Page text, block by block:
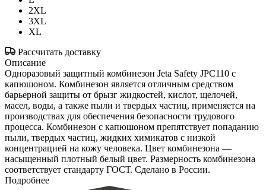
2XL
3XL
XL
Рассчитать доставку
Описание
Одноразовый защитный комбинезон Jeta Safety JPC110 с
капюшоном. Комбинезон является отличным средством
барьерной защиты от брызг жидкостей, кислот, щелочей,
масел, воды, а также пыли и твердых частиц, применяется на
производствах для обеспечения безопасности трудового
процесса. Комбинезон с капюшоном препятствует попаданию
пыли, твердых частиц, жидких химикатов с низкой
концентрацией на кожу человека. Цвет комбинезона —
насыщенный плотный белый цвет. Размерность комбинезона
соответствует стандарту ГОСТ. Сделано в России.
Подробнее